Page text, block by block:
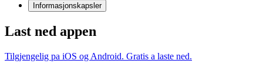
Informasjonskapsler
Last ned appen
Tilgjengelig pa iOS og Android. Gratis a laste ned.